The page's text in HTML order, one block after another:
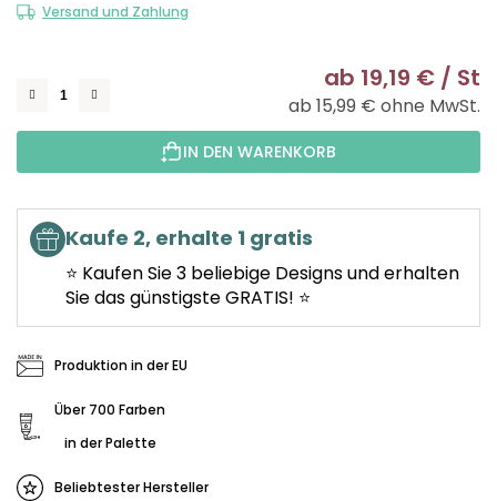
Versand und Zahlung
ab 19,19 € / St
ab 15,99 € ohne MwSt.
IN DEN WARENKORB
Kaufe 2, erhalte 1 gratis
⭐ Kaufen Sie 3 beliebige Designs und erhalten
Sie das günstigste GRATIS! ⭐
Produktion in der EU
Über 700 Farben
in der Palette
Beliebtester Hersteller